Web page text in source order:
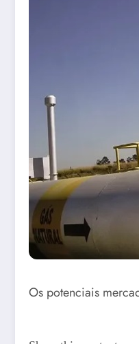
Os potenciais